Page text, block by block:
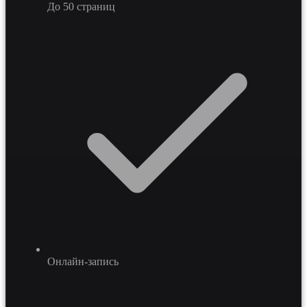
До 50 страниц
Онлайн-запись